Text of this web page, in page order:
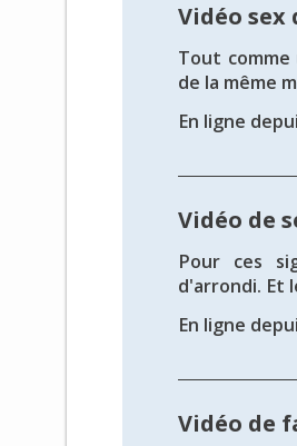
Vidéo
Tout
de la même
En ligne
Vidéo de
Pour ces
d'arrondi. Et
En ligne
Vidéo de